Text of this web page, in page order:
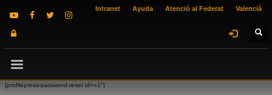
Intranet Ayuda Atenció al Federat Valencià
[profilepress-password-reset id=»1″]